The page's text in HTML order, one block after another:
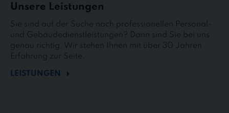
Unsere Leistungen
Sie sind auf der Suche nach professionellen Personal-
und Gebäudedienstleistungen? Dann sind Sie bei uns
genau richtig. Wir stehen Ihnen mit über 30 Jahren
Erfahrung zur Seite.
LEISTUNGEN